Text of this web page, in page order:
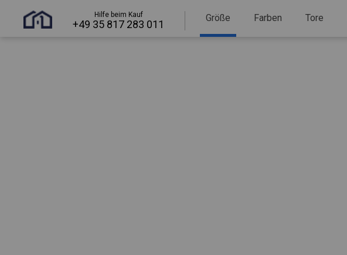
Hilfe beim Kauf
+49 35 817 283 011
Größe Farben Tore